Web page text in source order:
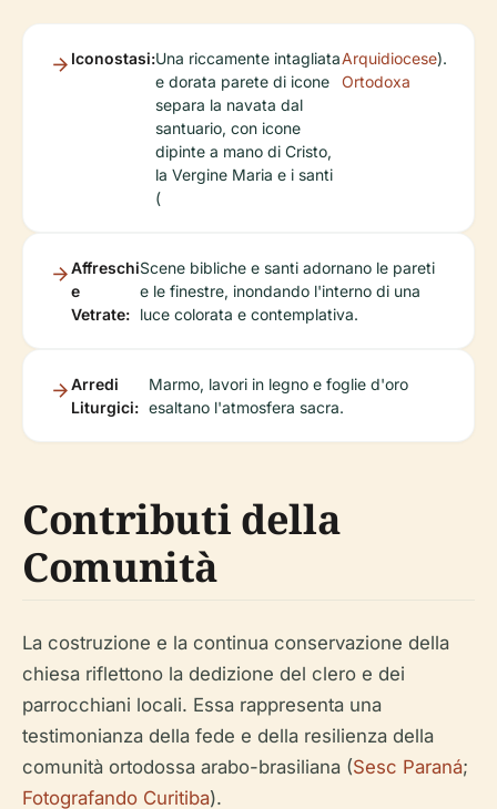
Iconostasi:Una riccamente intagliata
e dorata parete di icone
separa la navata dal
santuario, con icone
dipinte a mano di Cristo,
la Vergine Maria e i santi
(
Arquidiocese
Ortodoxa
).
Affreschi
e
Vetrate:
Scene bibliche e santi adornano le pareti
e le finestre, inondando l'interno di una
luce colorata e contemplativa.
Arredi
Liturgici:
Marmo, lavori in legno e foglie d'oro
esaltano l'atmosfera sacra.
Contributi della
Comunità
La costruzione e la continua conservazione della
chiesa riflettono la dedizione del clero e dei
parrocchiani locali. Essa rappresenta una
testimonianza della fede e della resilienza della
comunità ortodossa arabo-brasiliana (Sesc Paraná;
Fotografando Curitiba).